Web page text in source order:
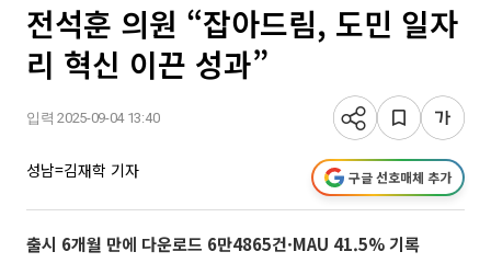
전석훈 의원 “잡아드림, 도민 일자
리 혁신 이끈 성과”
입력 2025-09-04 13:40
성남=김재학 기자 구글 선호매체 추가
출시 6개월 만에 다운로드 6만4865건·MAU 41.5% 기록